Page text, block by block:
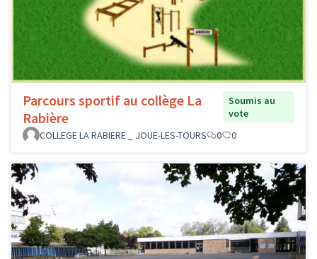
Parcours sportif au collège La
Rabière
Soumis au
vote
COLLEGE LA RABIERE _ JOUE-LES-TOURS
0 0